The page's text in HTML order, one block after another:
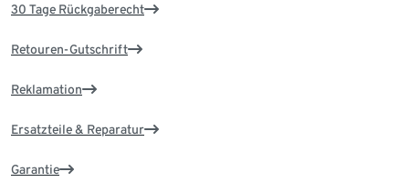
30 Tage Rückgaberecht
Retouren-Gutschrift
Reklamation
Ersatzteile & Reparatur
Garantie